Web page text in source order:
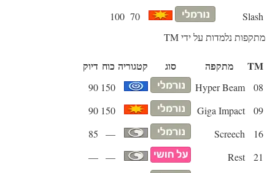
Slash
70
100
מתקפות נלמדות על ידי TM
TM מתקפה סוג קטגוריה כוח דיוק
08
Hyper Beam
150
90
09
Giga Impact
150
90
16
Screech
—
85
21
Rest
—
—